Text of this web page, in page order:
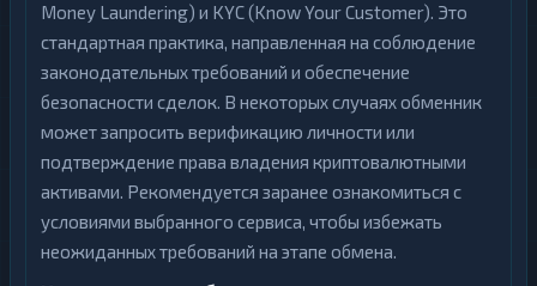
Money Laundering) и KYC (Know Your Customer). Это
стандартная практика, направленная на соблюдение
законодательных требований и обеспечение
безопасности сделок. В некоторых случаях обменник
может запросить верификацию личности или
подтверждение права владения криптовалютными
активами. Рекомендуется заранее ознакомиться с
условиями выбранного сервиса, чтобы избежать
неожиданных требований на этапе обмена.